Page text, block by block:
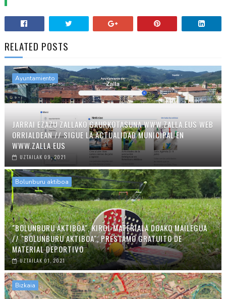
RELATED POSTS
Ayuntamiento
JARRAI EZAZU ZALLAKO GAURKOTASUNA WWW.ZALLA.EUS WEB
ORRIALDEAN // SIGUE LA ACTUALIDAD MUNICIPAL EN
WWW.ZALLA.EUS
UZTAILAK 09, 2021
Bolunburu aktiboa
"BOLUNBURU AKTIBOA", KIROL MATERIALA DOAKO MAILEGUA
// "BOLUNBURU AKTIBOA", PRÉSTAMO GRATUITO DE
MATERIAL DEPORTIVO
UZTAILAK 01, 2021
Bizkaia